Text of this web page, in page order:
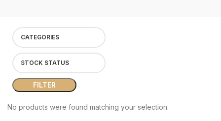
CATEGORIES
STOCK STATUS
FILTER
No products were found matching your selection.